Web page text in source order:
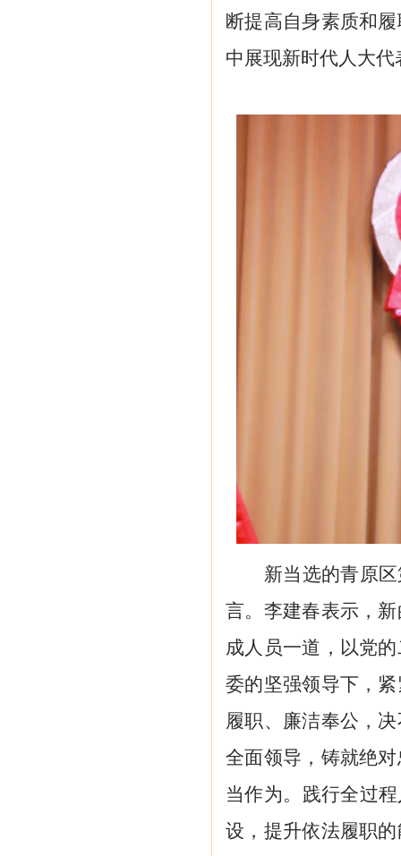
断提高自身素质和
中展现新时代人大代
新当选的青原
言。李建春表示，
成人员一道，以党
委的坚强领导下，
履职、廉洁奉公，
全面领导，铸就绝
当作为。践行全过
设，提升依法履职